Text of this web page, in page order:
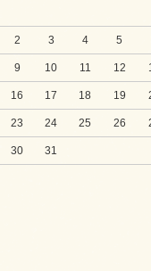
2 3 4 5
9 10 11 12
16 17 18 19
23 24 25 26
30 31